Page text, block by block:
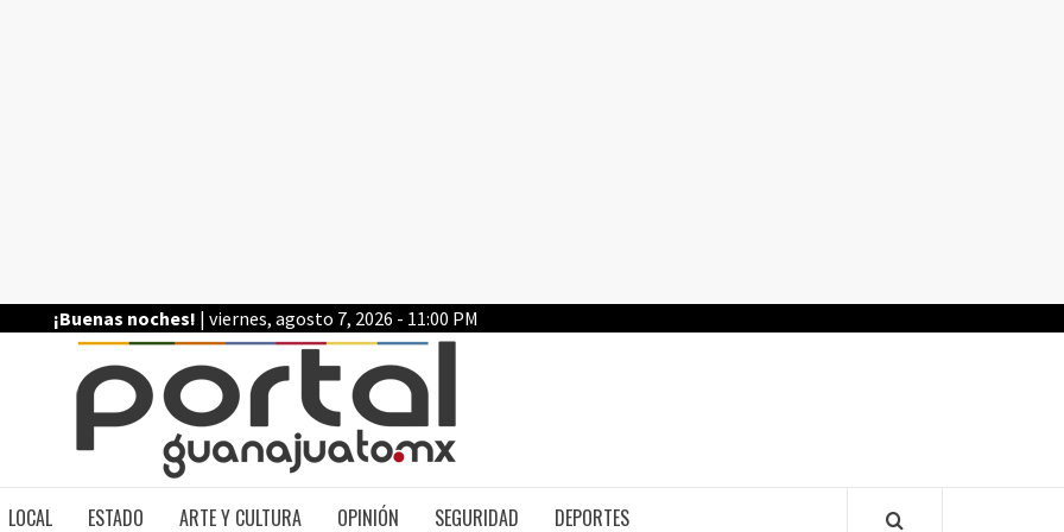
¡Buenas noches! | viernes, agosto 7, 2026 - 11:00 PM
LOCAL ESTADO ARTE Y CULTURA OPINIÓN SEGURIDAD DEPORTES